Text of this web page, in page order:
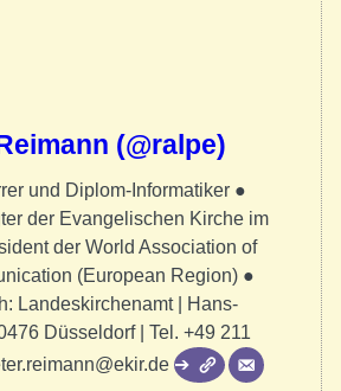
(@ralpe)
und Diplom-Informatiker ●
der Evangelischen Kirche im
der World Association of
(European Region) ●
Landeskirchenamt | Hans-
Düsseldorf | Tel. +49 211